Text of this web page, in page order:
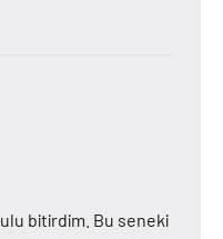
bitirdim. Bu seneki